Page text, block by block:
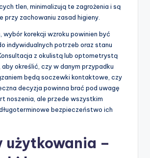
tlen, minimalizują te zagrożenia i są
przy zachowaniu zasad higieny.
wybór korekcji wzroku powinien być
indywidualnych potrzeb oraz stanu
z okulistą lub optometrystą
określić, czy w danym przypadku
będą soczewki kontaktowe, czy
decyzja powinna brać pod uwagę
noszenia, ale przede wszystkim
bezpieczeństwo ich
użytkowania –